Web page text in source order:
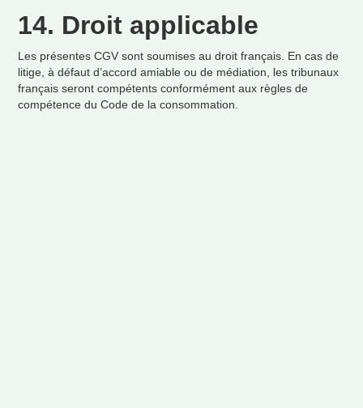
14. Droit applicable
Les présentes CGV sont soumises au droit français. En cas de
litige,à défaut d’accord amiable ou de médiation, les tribunaux
français seront compétents conformément aux règles de
compétence du Code de la consommation.